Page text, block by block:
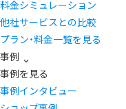
料金シミュレーション
他社サービスとの比較
プラン・料金一覧を見る
事例
事例を見る
事例インタビュー